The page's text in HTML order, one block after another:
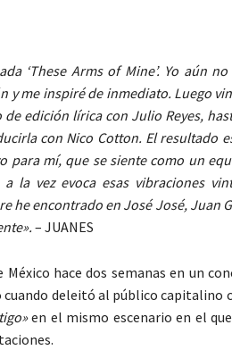
‘These Arms of Mine’. Yo aún
y me inspiré de inmediato. Luego
edición lírica con Julio Reyes,
con Nico Cotton. El resultado
para mí, que se siente como un
la vez evoca esas vibraciones
he encontrado en José José, Juan
– JUANES
México hace dos semanas en un
deleitó al público capitalino
en el mismo escenario en el que